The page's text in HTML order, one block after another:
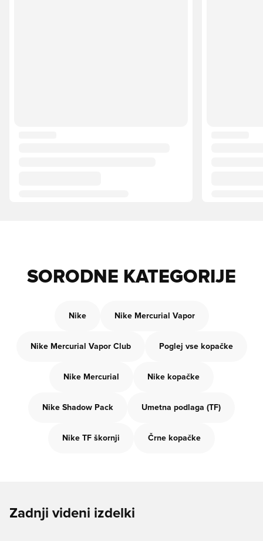
SORODNE KATEGORIJE
Nike Nike Mercurial Vapor
Nike Mercurial Vapor Club Poglej vse kopačke
Nike Mercurial Nike kopačke
Nike Shadow Pack Umetna podlaga (TF)
Nike TF škornji Črne kopačke
Zadnji videni izdelki